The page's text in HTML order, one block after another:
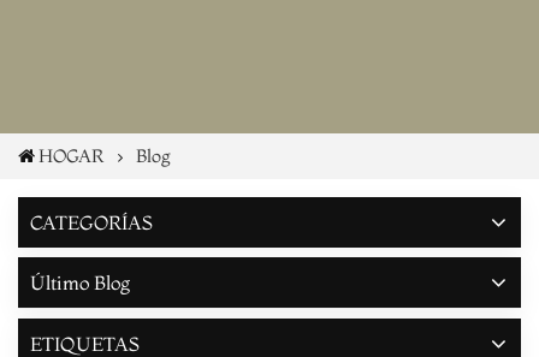
HOGAR Blog
CATEGORÍAS
Último Blog
ETIQUETAS